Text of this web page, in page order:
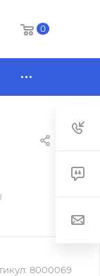
0
8000069